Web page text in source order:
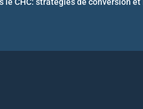
le CHC: stratégies de conversion